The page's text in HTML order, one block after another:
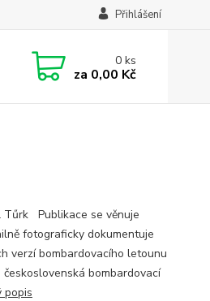
Přihlášení
0ks
za 0,00 Kč
Tűrk Publikace se věnuje
fotograficky dokumentuje
verzí bombardovacího letounu
bombardovací
popis